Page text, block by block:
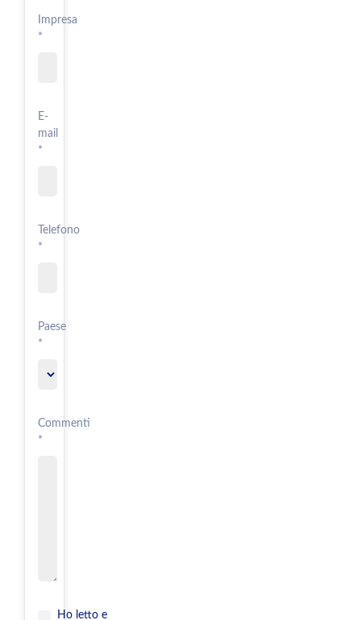
Impresa
*
E-
mail
*
Telefono
*
Paese
*
Commenti
*
Ho letto e